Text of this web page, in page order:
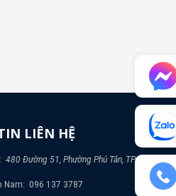
LIÊN HỆ
480 Đường 51, Phường Phú Tân, TP Bình Dương
Nam: 096 137 3787